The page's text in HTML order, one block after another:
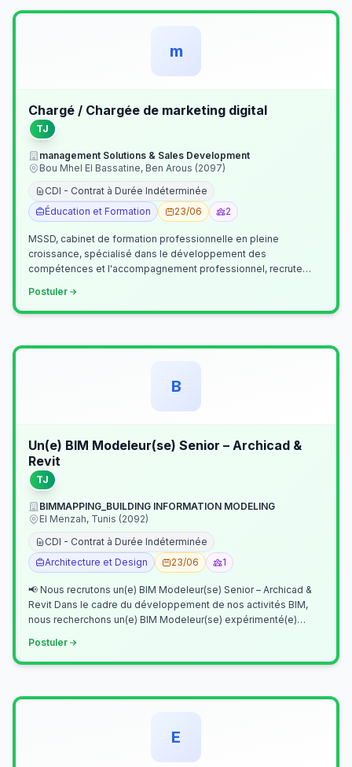
m
Chargé / Chargée de marketing digital
TJ
management Solutions & Sales Development
Bou Mhel El Bassatine, Ben Arous (2097)
CDI - Contrat à Durée Indéterminée
Éducation et Formation
23/06 2
MSSD, cabinet de formation professionnelle en pleine
croissance, spécialisé dans le développement des
compétences et l'accompagnement professionnel, recrute
Postuler
B
Un(e) BIM Modeleur(se) Senior – Archicad &
Revit
TJ
BIMMAPPING_BUILDING INFORMATION MODELING
El Menzah, Tunis (2092)
CDI - Contrat à Durée Indéterminée
Architecture et Design
23/06 1
📢 Nous recrutons un(e) BIM Modeleur(se) Senior – Archicad &
Revit Dans le cadre du développement de nos activités BIM,
nous recherchons un(e) BIM Modeleur(se) expérimenté(e)
Postuler
E